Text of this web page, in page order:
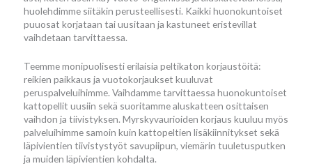
huolehdimme siitäkin perusteellisesti. Kaikki huonokuntoiset
puuosat korjataan tai uusitaan ja kastuneet eristevillat
vaihdetaan tarvittaessa.
Teemme monipuolisesti erilaisia peltikaton korjaustöitä:
reikien paikkaus ja vuotokorjaukset kuuluvat
peruspalveluihimme. Vaihdamme tarvittaessa huonokuntoiset
kattopellit uusiin sekä suoritamme aluskatteen osittaisen
vaihdon ja tiivistyksen. Myrskyvaurioiden korjaus kuuluu myös
palveluihimme samoin kuin kattopeltien lisäkiinnitykset sekä
läpivientien tiivistystyöt savupiipun, viemärin tuuletusputken
ja muiden läpivientien kohdalta.